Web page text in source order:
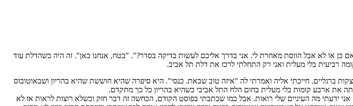
כן או לא אבל הווסת מאחרת לי. אני בדרך אליכם לעשות בדיקה בסדר?". "בטח, אנחנו כאן". זה היה כשהדלת עוד
ברגליים. חייכתי אליה ואמרתי לה "איזה טוב שבאת. כנסי". היא סיפרה שהיא חוששת שהיא בהריון ושבאוטובוס
את ארבע קומות בלי מעלית בחום הלח התל אביבי כשהיא בהריון כל כך מתקדם.
ידעתי מה העיניים שלי רואות. אבל כמו שכתבתי בפוסט הקודם, הכחשה זה דבר חזק וכשלא רוצות לראות אז לא